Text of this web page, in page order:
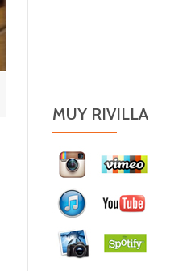
MUY RIVILLA